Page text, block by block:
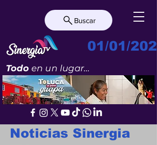
Buscar
01/01/
Todoen un lugar...
Noticias Sinergia